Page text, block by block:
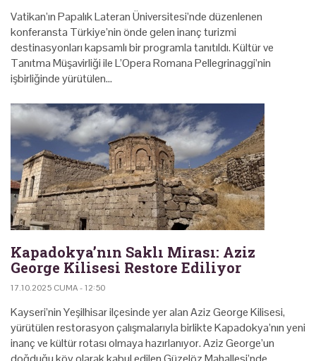
Vatikan’ın Papalık Lateran Üniversitesi’nde düzenlenen
konferansta Türkiye’nin önde gelen inanç turizmi
destinasyonları kapsamlı bir programla tanıtıldı. Kültür ve
Tanıtma Müşavirliği ile L’Opera Romana Pellegrinaggi’nin
işbirliğinde yürütülen…
Kapadokya’nın Saklı Mirası: Aziz
George Kilisesi Restore Ediliyor
17.10.2025 CUMA - 12:50
Kayseri’nin Yeşilhisar ilçesinde yer alan Aziz George Kilisesi,
yürütülen restorasyon çalışmalarıyla birlikte Kapadokya’nın yeni
inanç ve kültür rotası olmaya hazırlanıyor. Aziz George’un